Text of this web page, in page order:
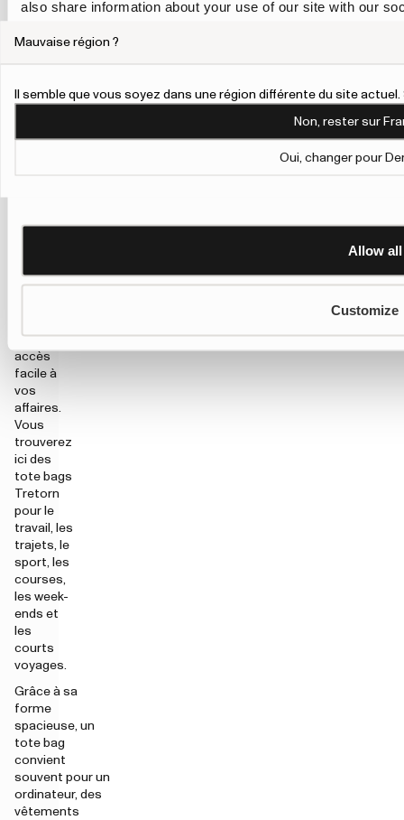
also share information about your use of our site with our
their services.
To give users more control over their data and ad
Learn more about Google’s Personalisation and
Allow all
Customize
Tote
Tretorn –
pour le
travail, le
le
vous
voulez
et un
accès
facile à
vos
affaires.
Vous
trouverez
ici des
tote bags
Tretorn
pour le
travail, les
trajets, le
sport, les
courses,
les week-
ends et
les
courts
voyages.
Grâce à sa
forme
spacieuse, un
tote bag
convient
souvent pour un
ordinateur, des
vêtements
Mauvaise région ?
Il semble que vous soyez dans une région différente du site
Non, rester sur
Oui, changer pour